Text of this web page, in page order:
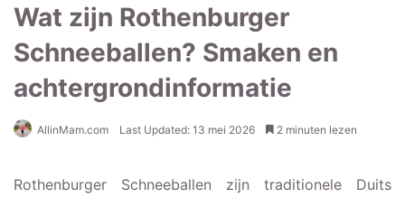
Wat zijn Rothenburger
Schneeballen? Smaken en
achtergrondinformatie
AllinMam.com Last Updated: 13 mei 2026 2 minuten lezen
Rothenburger Schneeballen zijn traditionele Duits